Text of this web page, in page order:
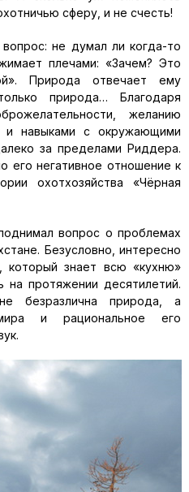
сферу, и не счесть!
не думал ли когда-то
плечами: «Зачем? Это
Природа отвечает ему
природа… Благодаря
желанию
и навыками с окружающими
за пределами Риддера.
его негативное отношение к
охотхозяйства «Чёрная
вопрос о проблемах
Безусловно, интересно
который знает всю «кухню»
на протяжении десятилетий.
безразлична природа, а
и рациональное его